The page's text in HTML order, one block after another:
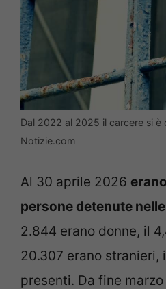
Dal 2022 al 2025 il carcere si è
Notizie.com
Al 30 aprile 2026
persone detenute
2.844 erano donne, il
20.307 erano stranieri,
presenti. Da fine